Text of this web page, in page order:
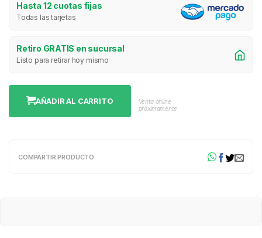
Hasta 12 cuotas fijas
Todas las tarjetas
Retiro GRATIS en sucursal
Listo para retirar hoy mismo
AÑADIR AL CARRITO
Venta online
próximamente
COMPARTIR PRODUCTO: